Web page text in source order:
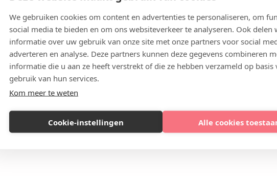
We gebruiken cookies om content en advertenties te personaliseren, om
social media te bieden en om ons websiteverkeer te analyseren. Ook delen
informatie over uw gebruik van onze site met onze partners voor social
adverteren en analyse. Deze partners kunnen deze gegevens combineren
informatie die u aan ze heeft verstrekt of die ze hebben verzameld op basis
gebruik van hun services.
Kom meer te weten
Cookie-instellingen Alle cookies